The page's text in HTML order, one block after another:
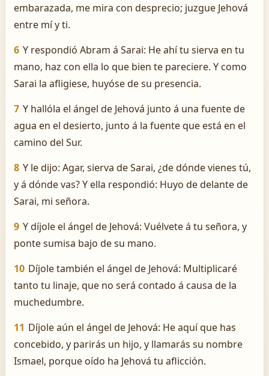
embarazada, me mira con desprecio; juzgue Jehová
entre mí y ti.
6 Y respondió Abram á Sarai: He ahí tu sierva en tu
mano, haz con ella lo que bien te pareciere. Y como
Sarai la afligiese, huyóse de su presencia.
7 Y hallóla el ángel de Jehová junto á una fuente de
agua en el desierto, junto á la fuente que está en el
camino del Sur.
8 Y le dijo: Agar, sierva de Sarai, ¿de dónde vienes tú,
y á dónde vas? Y ella respondió: Huyo de delante de
Sarai, mi señora.
9 Y díjole el ángel de Jehová: Vuélvete á tu señora, y
ponte sumisa bajo de su mano.
10 Díjole también el ángel de Jehová: Multiplicaré
tanto tu linaje, que no será contado á causa de la
muchedumbre.
11 Díjole aún el ángel de Jehová: He aquí que has
concebido, y parirás un hijo, y llamarás su nombre
Ismael, porque oído ha Jehová tu aflicción.